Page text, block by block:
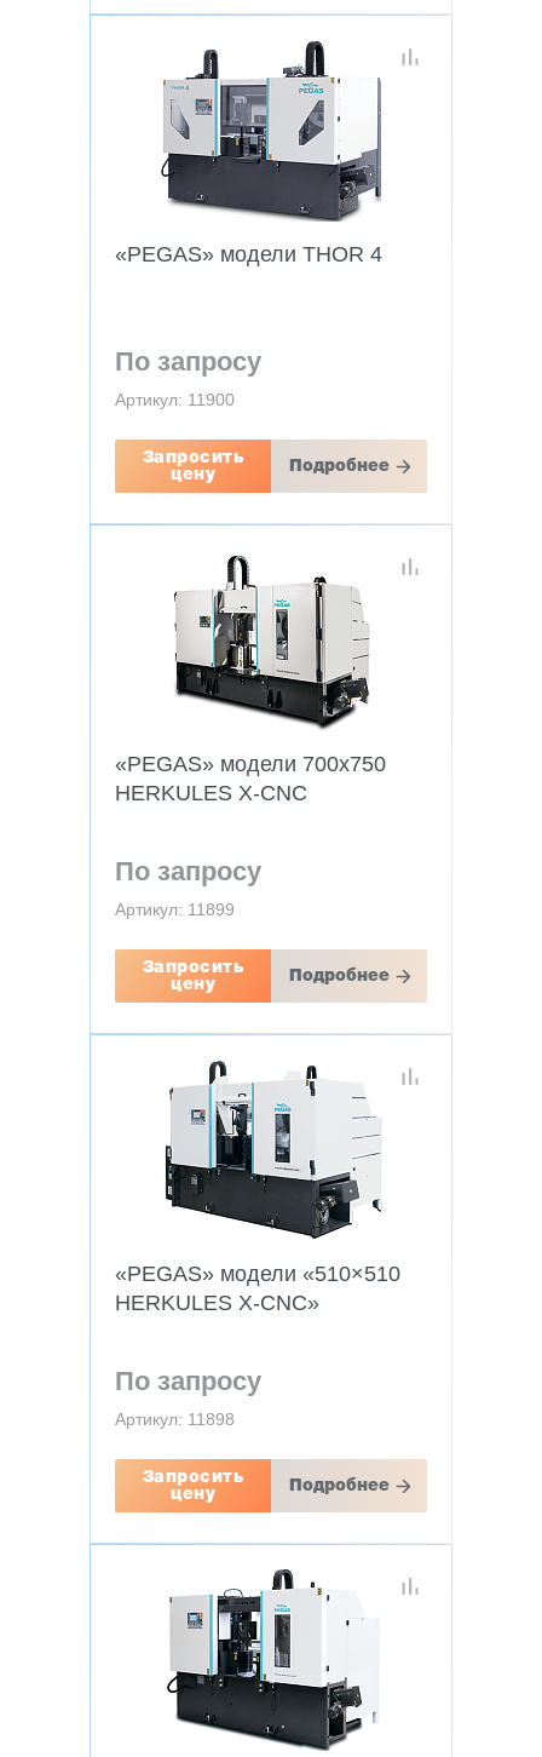
«PEGAS» модели THOR 4
По запросу
Артикул: 11900
Запросить
цену
Подробнее
«PEGAS» модели 700x750
HERKULES X-CNC
По запросу
Артикул: 11899
Запросить
цену
Подробнее
«PEGAS» модели «510×510
HERKULES X-CNC»
По запросу
Артикул: 11898
Запросить
цену
Подробнее